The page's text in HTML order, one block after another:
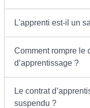
L'apprenti est-il un
Comment rompre le
d’apprentissage ?
Le contrat
suspendu ?